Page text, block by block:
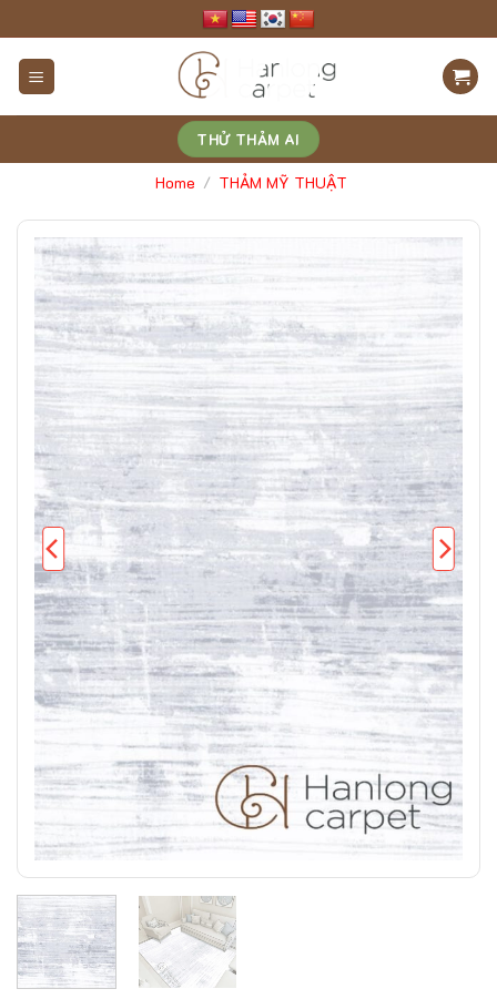
to
content
THỬ THẢM AI
Home / THẢM MỸ THUẬT